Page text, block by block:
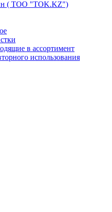
( ТОО "TOK.KZ")
в ассортимент
использования